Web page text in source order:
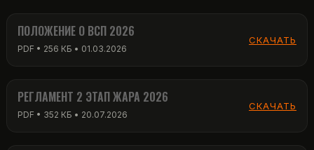
ПОЛОЖЕНИЕ О ВСП 2026
PDF • 256 КБ • 01.03.2026
СКАЧАТЬ
РЕГЛАМЕНТ 2 ЭТАП ЖАРА 2026
PDF • 352 КБ • 20.07.2026
СКАЧАТЬ